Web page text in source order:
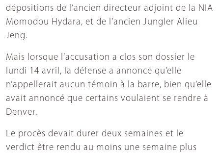
dépositions de l’ancien directeur adjoint de la NIA
Momodou Hydara, et de l’ancien Jungler Alieu
Jeng.
Mais lorsque l’accusation a clos son dossier le
lundi 14 avril, la défense a annoncé qu’elle
n’appellerait aucun témoin à la barre, bien qu’elle
avait annoncé que certains voulaient se rendre à
Denver.
Le procès devait durer deux semaines et le
verdict être rendu au moins une semaine plus